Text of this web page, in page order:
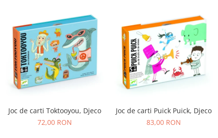
Joc de carti Toktooyou, Djeco
72,00 RON
Joc de carti Puick Puick, Djeco
83,00 RON